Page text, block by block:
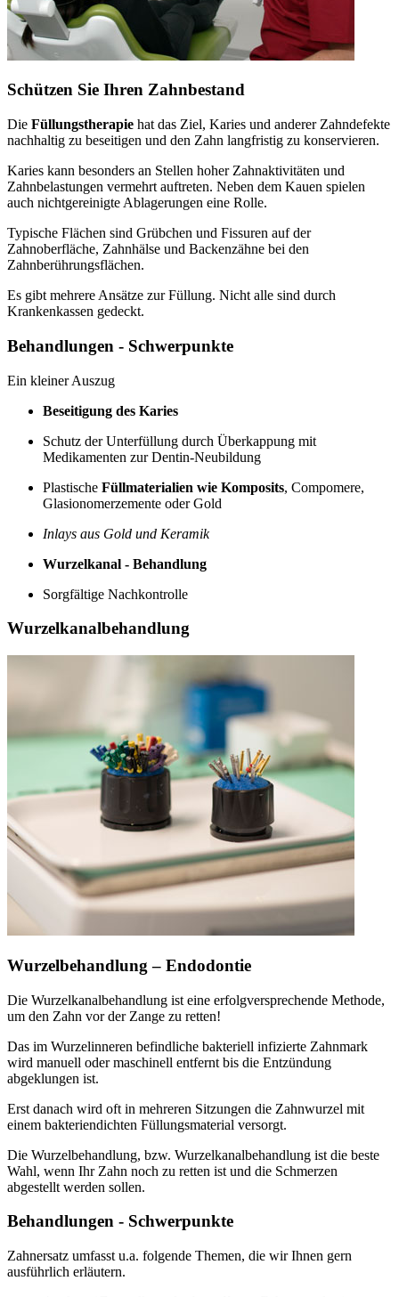
Schützen Sie Ihren Zahnbestand
Die Füllungstherapie hat das Ziel, Karies und anderer Zahndefekte
nachhaltig zu beseitigen und den Zahn langfristig zu konservieren.
Karies kann besonders an Stellen hoher Zahnaktivitäten und
Zahnbelastungen vermehrt auftreten. Neben dem Kauen spielen
auch nichtgereinigte Ablagerungen eine Rolle.
Typische Flächen sind Grübchen und Fissuren auf der
Zahnoberfläche, Zahnhälse und Backenzähne bei den
Zahnberührungsflächen.
Es gibt mehrere Ansätze zur Füllung. Nicht alle sind durch
Krankenkassen gedeckt.
Behandlungen - Schwerpunkte
Ein kleiner Auszug
Beseitigung des Karies
Schutz der Unterfüllung durch Überkappung mit
Medikamenten zur Dentin-Neubildung
Plastische Füllmaterialien wie Komposits, Compomere,
Glasionomerzemente oder Gold
Inlays aus Gold und Keramik
Wurzelkanal - Behandlung
Sorgfältige Nachkontrolle
Wurzelkanalbehandlung
Wurzelbehandlung – Endodontie
Die Wurzelkanalbehandlung ist eine erfolgversprechende Methode,
um den Zahn vor der Zange zu retten!
Das im Wurzelinneren befindliche bakteriell infizierte Zahnmark
wird manuell oder maschinell entfernt bis die Entzündung
abgeklungen ist.
Erst danach wird oft in mehreren Sitzungen die Zahnwurzel mit
einem bakteriendichten Füllungsmaterial versorgt.
Die Wurzelbehandlung, bzw. Wurzelkanalbehandlung ist die beste
Wahl, wenn Ihr Zahn noch zu retten ist und die Schmerzen
abgestellt werden sollen.
Behandlungen - Schwerpunkte
Zahnersatz umfasst u.a. folgende Themen, die wir Ihnen gern
ausführlich erläutern.